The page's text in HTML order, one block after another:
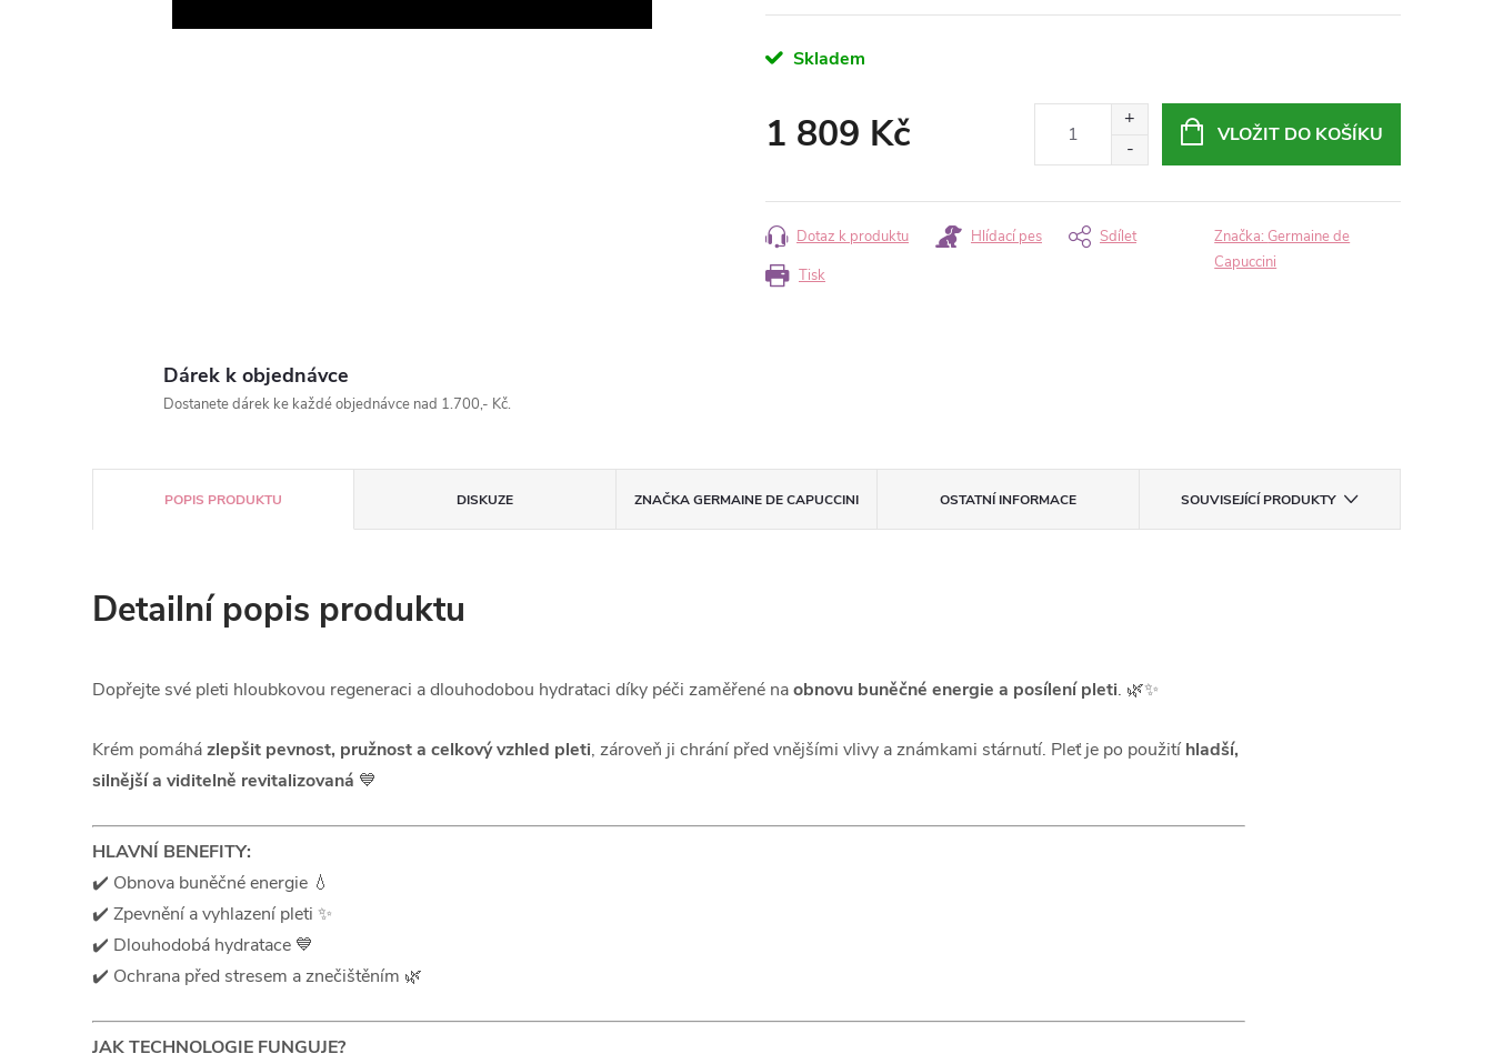
Skladem
1 809 Kč VLOŽIT DO KOŠÍKU
Tisk
Dotaz k produktu Hlídací pes Sdílet Značka: Germaine de
Capuccini
Dárek k objednávce
Dostanete dárek ke každé objednávce nad 1.700,- Kč.
POPIS PRODUKTU DISKUZE ZNAČKAGERMAINE DE CAPUCCINI OSTATNÍ INFORMACE SOUVISEJÍCÍ PRODUKTY
Detailní popis produktu
Dopřejte své pleti hloubkovou regeneraci a dlouhodobou hydrataci díky péči zaměřené naobnovu buněčné energie a posílení pleti. 🌿✨
Krém pomáházlepšit pevnost, pružnost a celkový vzhled pleti, zároveň ji chrání před vnějšími vlivy a známkami stárnutí. Pleť je po použitíhladší,
silnější a viditelně revitalizovaná 💙
HLAVNÍ BENEFITY:
✔️ Obnova buněčné energie 💧
✔️ Zpevnění a vyhlazení pleti ✨
✔️ Dlouhodobá hydratace 💙
✔️ Ochrana před stresem a znečištěním 🌿
JAK TECHNOLOGIE FUNGUJE?